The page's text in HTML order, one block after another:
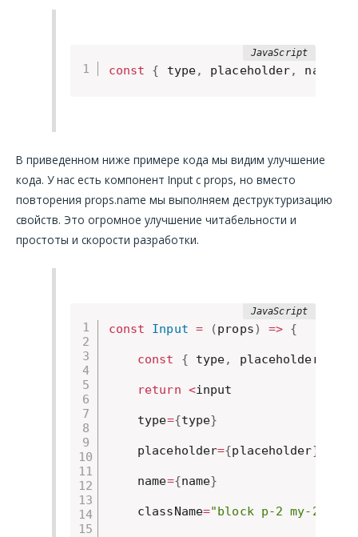
const { type, placeholder, name
В приведенном ниже примере кода мы видим улучшение
кода. У нас есть компонент Input с props, но вместо
повторения props.name мы выполняем деструктуризацию
свойств. Это огромное улучшение читабельности и
простоты и скорости разработки.
const Input = (props) => {
const { type, placeholder
return <input
    type
={type}
    placeholder
={placeholder}
    name
={name}
    className
="block p-2 my-2